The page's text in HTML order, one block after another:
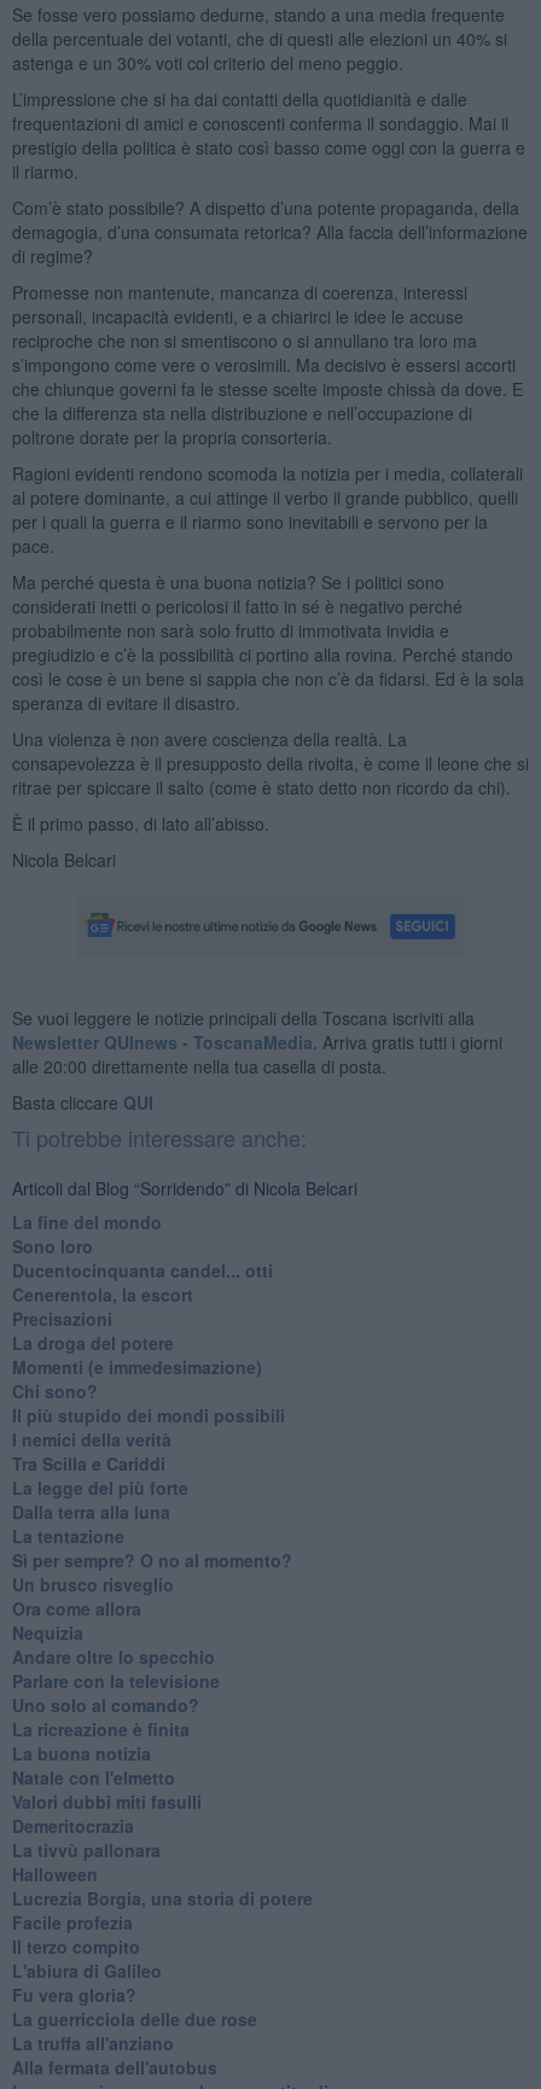
Se fosse vero possiamo dedurne, stando a una media frequente
della percentuale dei votanti, che di questi alle elezioni un 40% si
astenga e un 30% voti col criterio del meno peggio.
L’impressione che si ha dai contatti della quotidianità e dalle
frequentazioni di amici e conoscenti conferma il sondaggio. Mai il
prestigio della politica è stato così basso come oggi con la guerra e
il riarmo.
Com’è stato possibile? A dispetto d’una potente propaganda, della
demagogia, d’una consumata retorica? Alla faccia dell’informazione
di regime?
Promesse non mantenute, mancanza di coerenza, interessi
personali, incapacità evidenti, e a chiarirci le idee le accuse
reciproche che non si smentiscono o si annullano tra loro ma
s’impongono come vere o verosimili. Ma decisivo è essersi accorti
che chiunque governi fa le stesse scelte imposte chissà da dove. E
che la differenza sta nella distribuzione e nell’occupazione di
poltrone dorate per la propria consorteria.
Ragioni evidenti rendono scomoda la notizia per i media, collaterali
al potere dominante, a cui attinge il verbo il grande pubblico, quelli
per i quali la guerra e il riarmo sono inevitabili e servono per la
pace.
Ma perché questa è una buona notizia? Se i politici sono
considerati inetti o pericolosi il fatto in sé è negativo perché
probabilmente non sarà solo frutto di immotivata invidia e
pregiudizio e c’è la possibilità ci portino alla rovina. Perché stando
così le cose è un bene si sappia che non c’è da fidarsi. Ed è la sola
speranza di evitare il disastro.
Una violenza è non avere coscienza della realtà. La
consapevolezza è il presupposto della rivolta, è come il leone che si
ritrae per spiccare il salto (come è stato detto non ricordo da chi).
È il primo passo, di lato all’abisso.
Nicola Belcari
Se vuoi leggere le notizie principali della Toscana iscriviti alla
Newsletter QUInews - ToscanaMedia. Arriva gratis tutti i giorni
alle 20:00 direttamente nella tua casella di posta.
Basta cliccare QUI
Ti potrebbe interessare anche:
Articoli dal Blog “Sorridendo” di Nicola Belcari
La fine del mondo
Sono loro
Ducentocinquanta candel... otti
Cenerentola, la escort
Precisazioni
La droga del potere
Momenti (e immedesimazione)
Chi sono?
Il più stupido dei mondi possibili
I nemici della verità
Tra Scilla e Cariddi
La legge del più forte
Dalla terra alla luna
La tentazione
​Sì per sempre? O no al momento?
Un brusco risveglio
Ora come allora
Nequizia
Andare oltre lo specchio
Parlare con la televisione
Uno solo al comando?
La ricreazione è finita
La buona notizia
Natale con l'elmetto
Valori dubbi miti fasulli
Demeritocrazia
La tivvù pallonara
Halloween
​Lucrezia Borgia, una storia di potere
Facile profezia
Il terzo compito
L'abiura di Galileo
Fu vera gloria?
La guerricciola delle due rose
La truffa all'anziano
Alla fermata dell'autobus